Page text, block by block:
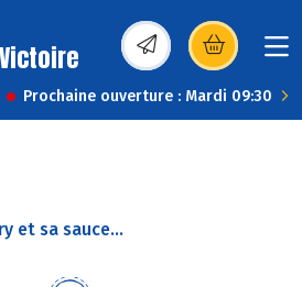
(s’ouvre dans une
Prochaine ouverture : Mardi 09:30
et sa sauce...